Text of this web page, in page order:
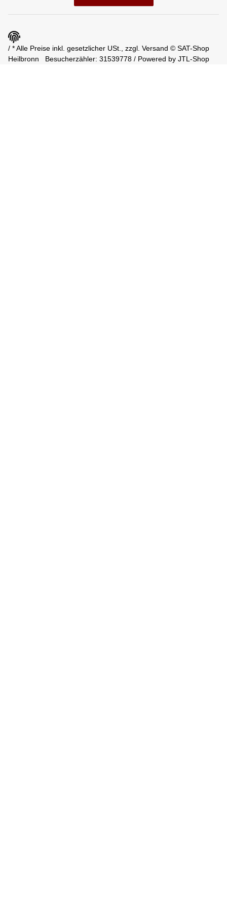
/ * Alle Preise inkl. gesetzlicher USt., zzgl. Versand © SAT-Shop
Heilbronn
Besucherzähler: 31539778 / Powered by JTL-Shop